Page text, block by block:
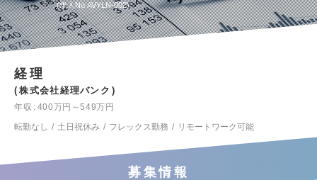
求人No.AVYLN-002
経理
株式会社経理バンク
年収
400万円～549万円
転勤なし
土日祝休み フレックス勤務 リモートワーク可能
募集情報